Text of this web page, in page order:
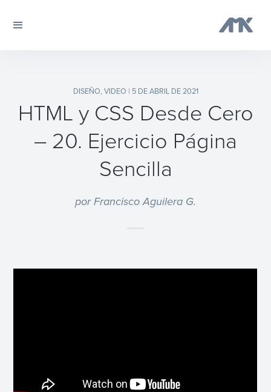
DISEÑO, VIDEO | 5 DE ABRIL DE 2021
HTML y CSS Desde Cero
– 20. Ejercicio Página
Sencilla
por Francisco Aguilera G.